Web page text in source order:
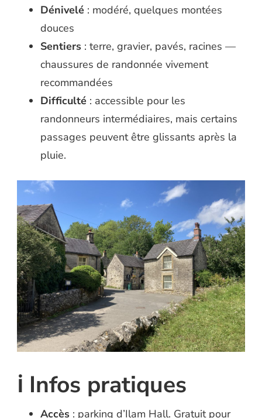
Dénivelé : modéré, quelques montées
douces
Sentiers : terre, gravier, pavés, racines —
chaussures de randonnée vivement
recommandées
Difficulté : accessible pour les
randonneurs intermédiaires, mais certains
passages peuvent être glissants après la
pluie.
ℹ️ Infos pratiques
Accès : parking d’Ilam Hall. Gratuit pour